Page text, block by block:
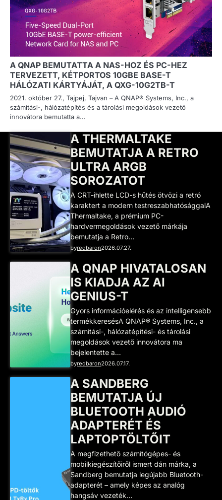
A QNAP BEMUTATTA A NAS-HOZ ÉS PC-HEZ
TERVEZETT, KÉTPORTOS 10GBE BASE-T
HÁLÓZATI KÁRTYÁJÁT, A QXG-10G2TB-T
2021. október 27., Tajpej, Tajvan – A QNAP® Systems, Inc., a
számítási-, hálózatépítés és a tárolási megoldások vezető
innovátora bemutatta a…
A THERMALTAKE
BEMUTATJA A RETRO
ULTRA ARGB
SOROZATOT
A CRT-ihlette LCD-s hűtés ötvözi a retró
karaktert a modern testreszabhatósággalA
Thermaltake, a prémium PC-
hardvermegoldások vezető márkája
bemutatja a Retro…
byredbaron2026.07.27.
A QNAP HIVATALOSAN
IS KIADJA AZ AI
GENIUS-T
Gyors információelérés és az intelligensebb
termékkeresésA QNAP® Systems, Inc., a
számítási-, hálózatépítési- és tárolási
megoldások vezető innovátora ma
bejelentette a…
byredbaron2026.07.17.
A SANDBERG
BEMUTATJA ÚJ
BLUETOOTH AUDIÓ
ADAPTERÉT ÉS
LAPTOPTÖLTŐIT
A megfizethető számítógépes- és
mobilkiegészítőiről ismert dán márka, a
Sandberg bemutatja legújabb Bluetooth-
adapterét – amely képes az analóg
hangsáv vezeték…